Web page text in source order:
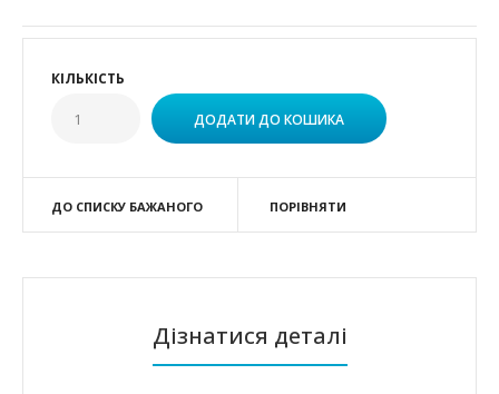
КІЛЬКІСТЬ
ДО СПИСКУ БАЖАНОГО ПОРІВНЯТИ
Дізнатися деталі